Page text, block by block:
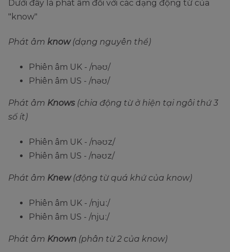
Dưới đây là phát âm đối với các dạng động từ của
"know"
Phát âm know(dạng nguyên thể)
Phiên âm UK - /nəʊ/
Phiên âm US - /nəʊ/
Phát âm Knows (chia động từ ở hiện tại ngôi thứ 3
số ít)
Phiên âm UK - /nəʊz/
Phiên âm US - /nəʊz/
Phát âm Knew(động từ quá khứ của know)
Phiên âm UK - /njuː/
Phiên âm US - /njuː/
Phát âm Known (phân từ 2 của know)